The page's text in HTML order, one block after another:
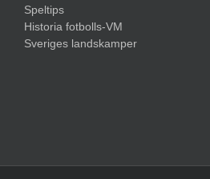
Speltips
Historia fotbolls-VM
Sveriges landskamper